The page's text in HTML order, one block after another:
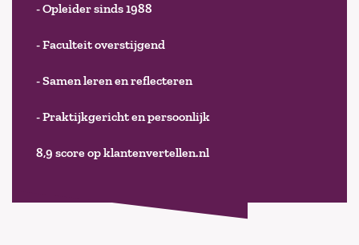
- Opleider sinds 1988
- Faculteit overstijgend
- Samen leren en reflecteren
- Praktijkgericht en persoonlijk
8,9 score op klantenvertellen.nl